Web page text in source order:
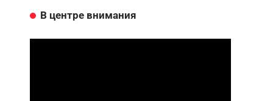
В центре внимания